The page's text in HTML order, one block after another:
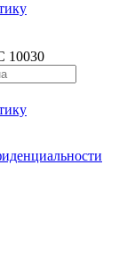
10030